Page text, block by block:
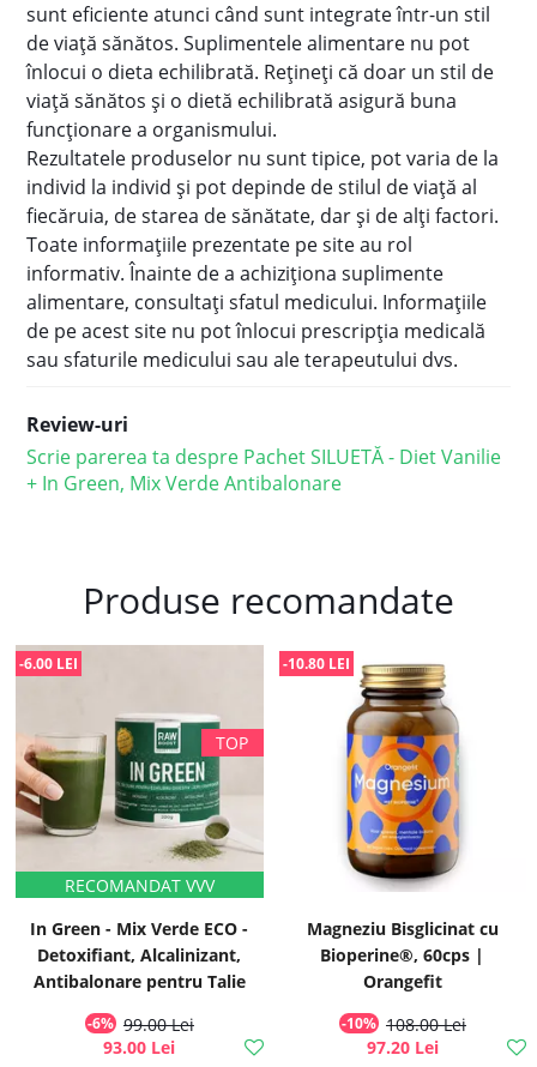
sunt eficiente atunci când sunt integrate într-un stil
de viaţă sănătos. Suplimentele alimentare nu pot
înlocui o dieta echilibrată. Reţineţi că doar un stil de
viaţă sănătos şi o dietă echilibrată asigură buna
funcţionare a organismului.
Rezultatele produselor nu sunt tipice, pot varia de la
individ la individ şi pot depinde de stilul de viaţă al
fiecăruia, de starea de sănătate, dar şi de alţi factori.
Toate informaţiile prezentate pe site au rol
informativ. Înainte de a achiziţiona suplimente
alimentare, consultaţi sfatul medicului. Informațiile
de pe acest site nu pot înlocui prescripţia medicală
sau sfaturile medicului sau ale terapeutului dvs.
Review-uri
Scrie parerea ta despre Pachet SILUETĂ - Diet Vanilie
+ In Green, Mix Verde Antibalonare
Produse recomandate
In Green - Mix Verde ECO -
Detoxifiant, Alcalinizant,
Antibalonare pentru Talie
Suplă, 200g, #1 Best Seller |
Rawboost
-6% 99.00 Lei
-6.00 LEI
93.00 Lei
Magneziu Bisglicinat cu
Bioperine®, 60cps |
Orangefit
-10% 108.00 Lei
-10.80 LEI
97.20 Lei